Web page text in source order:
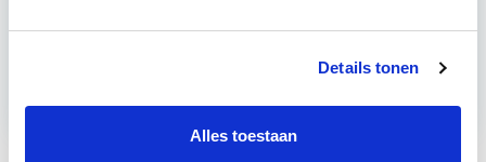
Details tonen
Alles toestaan
Meer informatie